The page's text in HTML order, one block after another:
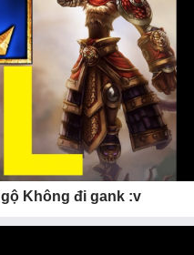
Không đi gank :v